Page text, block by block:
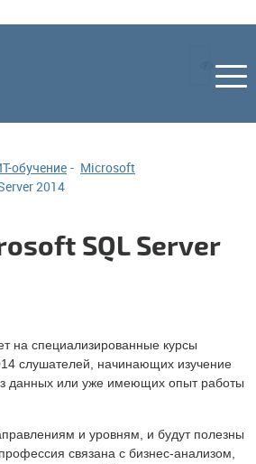
обучение
Microsoft
2014
SQL Server
на специализированные курсы
слушателей, начинающих изучение
данных или уже имеющих опыт работы
и уровням, и будут полезны
связана с бизнес-анализом,